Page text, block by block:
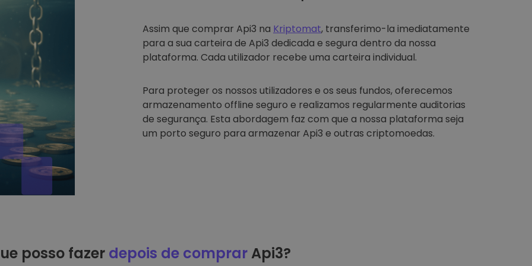
Assim que comprar Api3 na Kriptomat, transferimo-la imediatamente
para a sua carteira de Api3 dedicada e segura dentro da nossa
plataforma. Cada utilizador recebe uma carteira individual.
Para proteger os nossos utilizadores e os seus fundos, oferecemos
armazenamento offline seguro e realizamos regularmente auditorias
de segurança. Esta abordagem faz com que a nossa plataforma seja
um porto seguro para armazenar Api3 e outras criptomoedas.
posso fazer depois de comprar Api3?